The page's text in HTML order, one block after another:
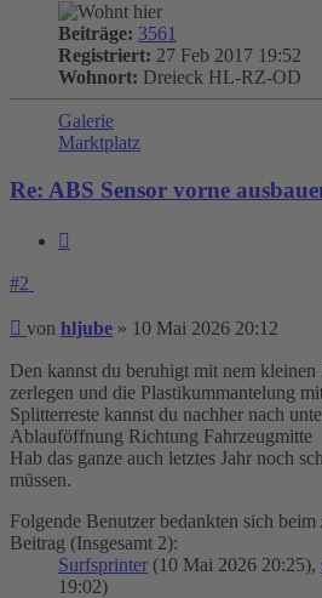
Beiträge: 3561
Registriert: 27 Feb 2017 19:52
Wohnort: Dreieck HL-RZ-OD
Galerie
Marktplatz
Re: ABS Sensor vorne
#2
Beitrag
von hljube » 10 Mai 2026 20:12
Den kannst du beruhigt mit nem
zerlegen und die Plastikummantelung
Splitterreste kannst du nachher nach
Ablauföffnung Richtung Fahrzeugmitte
Hab das ganze auch letztes Jahr noch
müssen.
Folgende Benutzer bedankten sich
Beitrag (Insgesamt 2):
Surfsprinter (10 Mai 2026 20:25),
19:02)